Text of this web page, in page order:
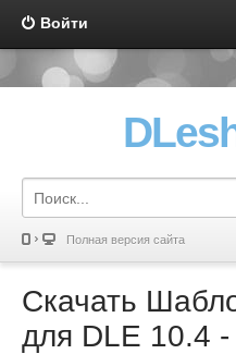
Войти
Полная версия сайта
Скачать
для DLE 10.4